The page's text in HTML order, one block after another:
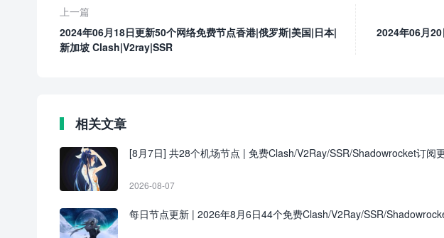
上一篇
2024年06月18日更新50个网络免费节点香港|俄罗斯|美国|日本|
新加坡 Clash|V2ray|SSR
2024年06月
相关文章
[8月7日] 共28个机场节点 | 免费Clash/V2Ray/SSR/Shadowrocket订阅
2026-08-07
每日节点更新 | 2026年8月6日44个免费Clash/V2Ray/SSR/